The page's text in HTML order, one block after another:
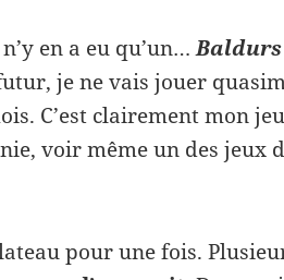
en a eu qu’un…Baldurs
je ne vais jouer
C’est clairement mon
voir même un des jeux
pour une fois.